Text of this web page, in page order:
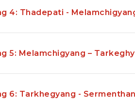
4: Thadepati -
5: Melamchigyang –
6: Tarkhegyang -